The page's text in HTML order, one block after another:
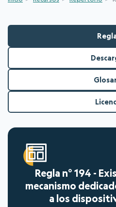
Regla n° 194 -
mecanismo
a los